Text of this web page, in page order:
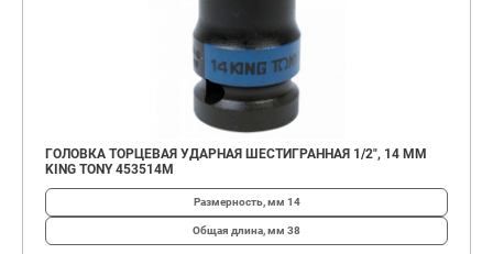
ГОЛОВКА ТОРЦЕВАЯ УДАРНАЯ ШЕСТИГРАННАЯ 1/2", 14 ММ
KING TONY 453514M
Размерность, мм 14
Общая длина, мм 38